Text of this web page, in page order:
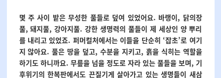
몇 주 사이 밭은 무성한 풀들로 덮여 있었어요. 바랭이, 닭의장
풀, 돼지풀, 강아지풀. 강한 생명력의 풀들이 제 세상인 양 뿌리
를 내리고 있었죠. 퍼머컬처에서는 이들을 단순히 ‘잡초’로 여기
지 않아요. 풀은 땅을 덮고, 수분을 지키고, 흙을 식히는 역할을
하기도 하니까요. 무릎을 넘을 정도로 자라 있는 풀들을 보며, 기
후위기의 한복판에서도 끈질기게 살아가고 있는 생명들이 새삼